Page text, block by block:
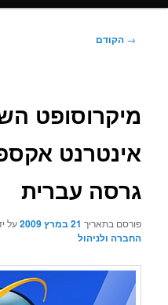
ניווט
→ הקודם
מיקרוסופט
גרסה עברית
פורסם בתאריך 21 במרץ 2009 על
החברה ולניהול